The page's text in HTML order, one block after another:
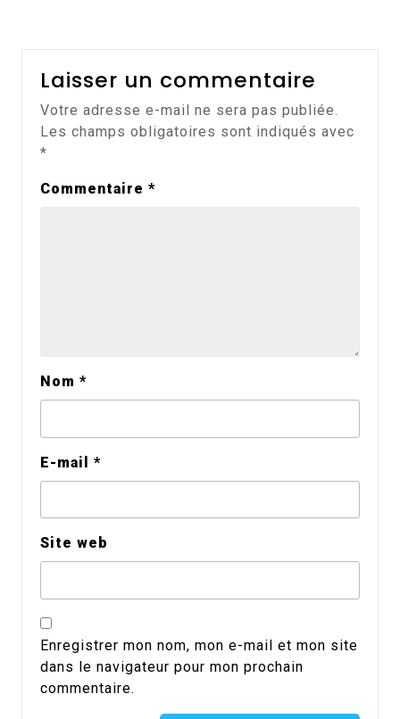
Laisser un commentaire
Votre adresse e-mail ne sera pas publiée.
Les champs obligatoires sont indiqués avec
*
Commentaire *
Nom *
E-mail *
Site web
Enregistrer mon nom, mon e-mail et mon site
dans le navigateur pour mon prochain
commentaire.